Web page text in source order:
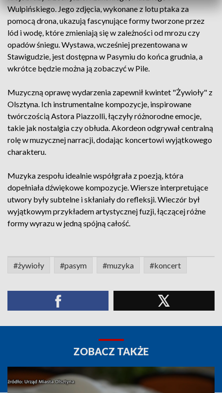
Wulpińskiego. Jego zdjęcia, wykonane z lotu ptaka za
pomocą drona, ukazują fascynujące formy tworzone przez
lód i wodę, które zmieniają się w zależności od mrozu czy
opadów śniegu. Wystawa, wcześniej prezentowana w
Stawigudzie, jest dostępna w Pasymiu do końca grudnia, a
wkrótce będzie można ją zobaczyć w Pile.
Muzyczną oprawę wydarzenia zapewnił kwintet "Żywioły" z
Olsztyna. Ich instrumentalne kompozycje, inspirowane
twórczością Astora Piazzolli, łączyły różnorodne emocje,
takie jak nostalgia czy obłuda. Akordeon odgrywał centralną
rolę w muzycznej narracji, dodając koncertowi wyjątkowego
charakteru.
Muzyka zespołu idealnie współgrała z poezją, która
dopełniała dźwiękowe kompozycje. Wiersze interpretujące
utwory były subtelne i skłaniały do refleksji. Wieczór był
wyjątkowym przykładem artystycznej fuzji, łączącej różne
formy wyrazu w jedną spójną całość.
#żywioły #pasym #muzyka #koncert
ZOBACZ TAKŻE